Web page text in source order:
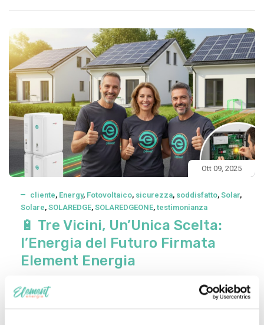
Ott 09, 2025
cliente, Energy, Fotovoltaico, sicurezza, soddisfatto, Solar,
Solare, SOLAREDGE, SOLAREDGEONE, testimonianza
🔋 Tre Vicini, Un’Unica Scelta:
l’Energia del Futuro Firmata
Element Energia
Negli ultimi anni sempre più famiglie scelgono di affidarsi a
Element Energia per migliorare la propria indipendenza